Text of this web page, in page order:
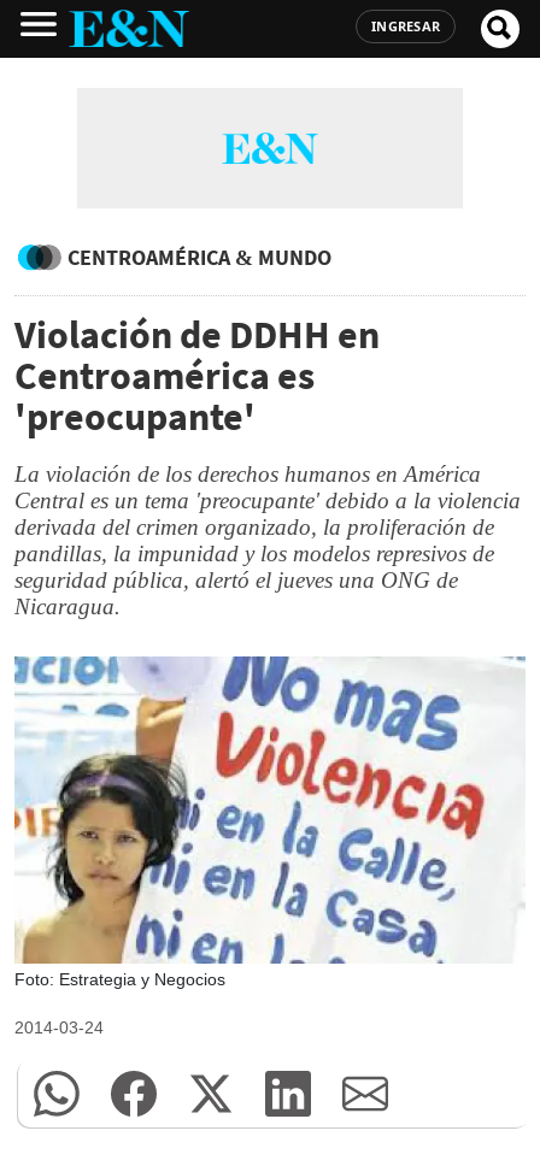
INGRESAR
CENTROAMÉRICA & MUNDO
Violación de DDHH en
Centroamérica es
'preocupante'
La violación de los derechos humanos en América
Central es un tema 'preocupante' debido a la violencia
derivada del crimen organizado, la proliferación de
pandillas, la impunidad y los modelos represivos de
seguridad pública, alertó el jueves una ONG de
Nicaragua.
Foto: Estrategia y Negocios
2014-03-24